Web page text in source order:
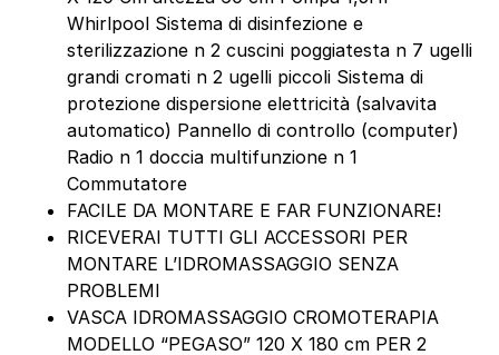
Whirlpool Sistema di disinfezione e
sterilizzazione n 2 cuscini poggiatesta n 7 ugelli
grandi cromati n 2 ugelli piccoli Sistema di
protezione dispersione elettricità (salvavita
automatico) Pannello di controllo (computer)
Radio n 1 doccia multifunzione n 1
Commutatore
FACILE DA MONTARE E FAR FUNZIONARE!
RICEVERAI TUTTI GLI ACCESSORI PER
MONTARE L’IDROMASSAGGIO SENZA
PROBLEMI
VASCA IDROMASSAGGIO CROMOTERAPIA
MODELLO “PEGASO” 120 X 180 cm PER 2